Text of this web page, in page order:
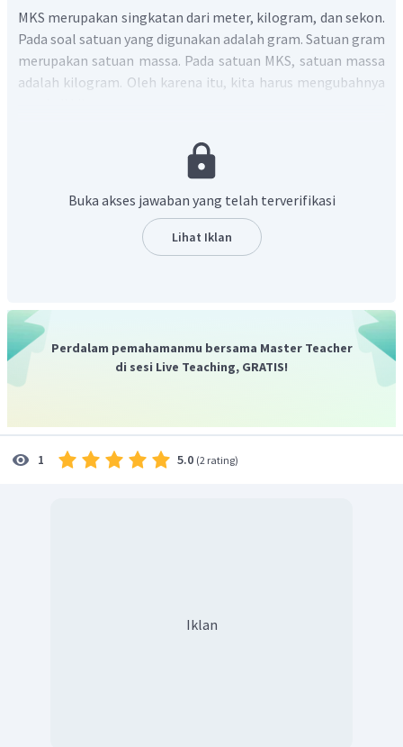
MKS merupakan singkatan dari meter, kilogram, dan sekon.
Pada soal satuan yang digunakan adalah gram. Satuan gram
merupakan satuan massa. Pada satuan MKS, satuan massa
adalah kilogram. Oleh karena itu, kita harus mengubahnya
=
−
1 ×10−1 kilogram
0
kilogram
Jadi, 100 gram diubah ke satuan MKS menjadi 0,1
Buka akses jawaban yang telah terverifikasi
Lihat Iklan
Perdalam pemahamanmu bersama Master Teacher
di sesi Live Teaching, GRATIS!
1 5.0 (2 rating)
Iklan